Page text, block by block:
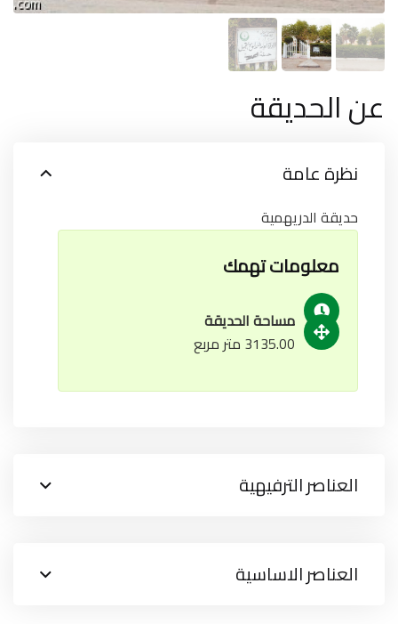
عن الحديقة
نظرة عامة
حديقة الدريهمية
معلومات تهمك
مساحة الحديقة
3135.00 متر مربع
العناصر الترفيهية
العناصر الاساسية